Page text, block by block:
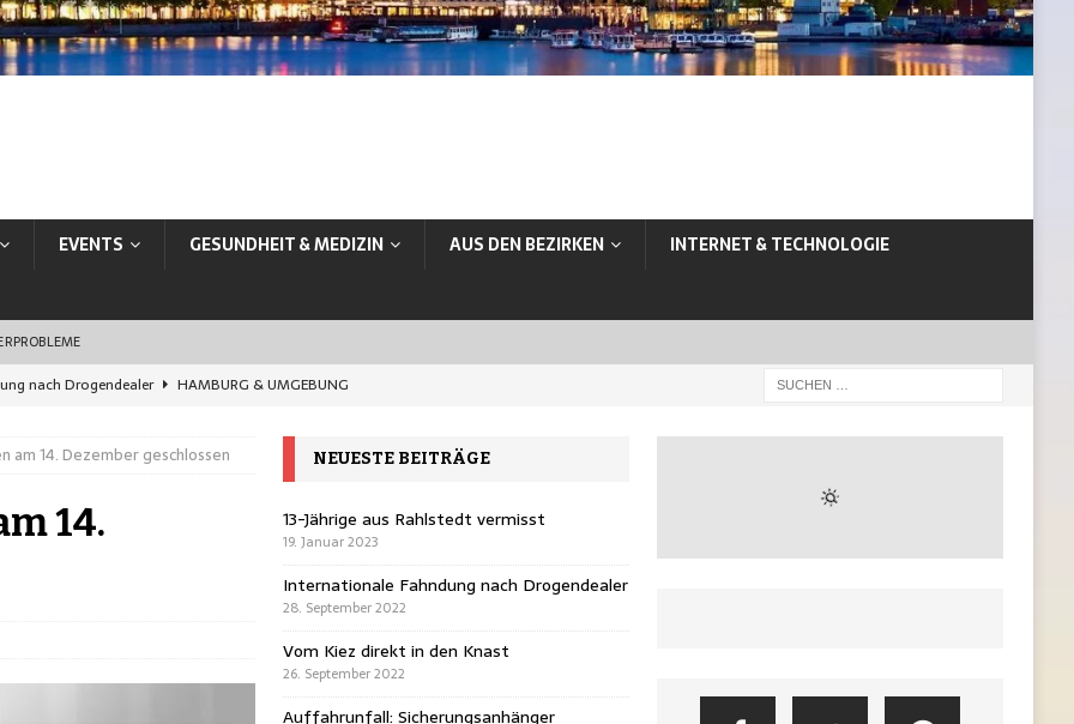
EVENTS GESUNDHEIT & MEDIZIN AUS DEN BEZIRKEN
INTERNET & TECHNOLOGIE
nach Drogendealer
HAMBURG & UMGEBUNG
übersehen
HAMBURG & UMGEBUNG
In Hamburg jetzt online ummelden
am 14. Dezember geschlossen
14.
NEUESTE BEITRÄGE
13-Jährige aus Rahlstedt vermisst
19. Januar 2023
Internationale Fahndung nach Drogendealer
28. September 2022
Vom Kiez direkt in den Knast
26. September 2022
Auffahrunfall: Sicherungsanhänger